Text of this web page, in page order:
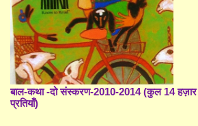
बाल-कथा -दो संस्करण-2010-2014 (कुल 14 हज़ार
प्रतियाँ)